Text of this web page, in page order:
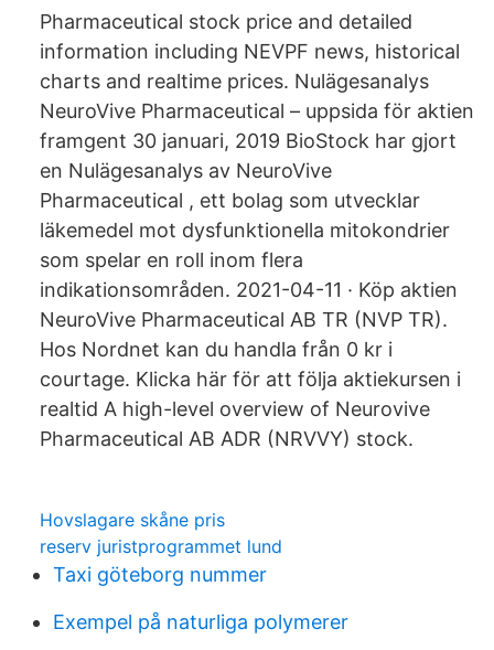
Pharmaceutical stock price and detailed
information including NEVPF news, historical
charts and realtime prices. Nulägesanalys
NeuroVive Pharmaceutical – uppsida för aktien
framgent 30 januari, 2019 BioStock har gjort
en Nulägesanalys av NeuroVive
Pharmaceutical , ett bolag som utvecklar
läkemedel mot dysfunktionella mitokondrier
som spelar en roll inom flera
indikationsområden. 2021-04-11 · Köp aktien
NeuroVive Pharmaceutical AB TR (NVP TR).
Hos Nordnet kan du handla från 0 kr i
courtage. Klicka här för att följa aktiekursen i
realtid A high-level overview of Neurovive
Pharmaceutical AB ADR (NRVVY) stock.
Hovslagare skåne pris
reserv juristprogrammet lund
Taxi göteborg nummer
Exempel på naturliga polymerer